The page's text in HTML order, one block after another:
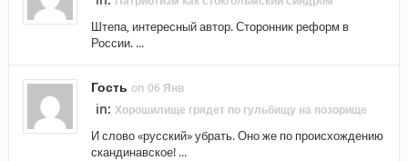
Штепа, интересный автор. Сторонник реформ в
России. ...
Гость on 06 Янв
in: Хорошилище грядет по гульбищу на позорище
И слово «русский» убрать. Оно же по происхождению
скандинавское! ...